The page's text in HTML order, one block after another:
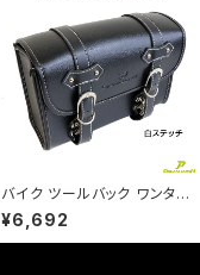
バイク ツールバック ワンタッ
チ型 内ポケット付!(白ステッ
チ) (5L)ブラック ツールバッグ
合皮【Dream-Japanオリジ
¥6,692